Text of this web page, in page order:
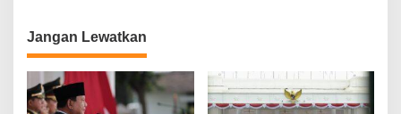
s
Jangan Lewatkan